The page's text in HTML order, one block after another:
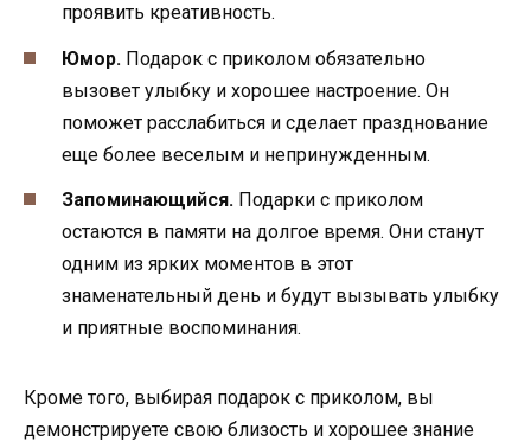
проявить креативность.
Юмор. Подарок с приколом обязательно
вызовет улыбку и хорошее настроение. Он
поможет расслабиться и сделает празднование
еще более веселым и непринужденным.
Запоминающийся. Подарки с приколом
остаются в памяти на долгое время. Они станут
одним из ярких моментов в этот
знаменательный день и будут вызывать улыбку
и приятные воспоминания.
Кроме того, выбирая подарок с приколом, вы
демонстрируете свою близость и хорошее знание